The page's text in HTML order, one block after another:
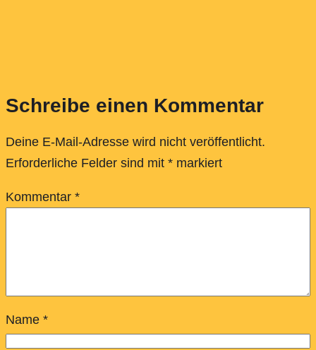
Schreibe einen Kommentar
Deine E-Mail-Adresse wird nicht veröffentlicht.
Erforderliche Felder sind mit * markiert
Kommentar *
Name *